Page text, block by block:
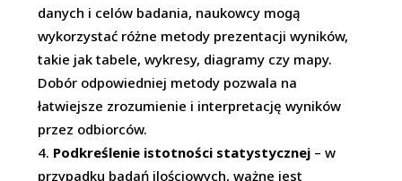
danych i celów badania, naukowcy mogą
wykorzystać różne metody prezentacji wyników,
takie jak tabele, wykresy, diagramy czy mapy.
Dobór odpowiedniej metody pozwala na
łatwiejsze zrozumienie i interpretację wyników
przez odbiorców.
Podkreślenie istotności statystycznej – w
przypadku badań ilościowych, ważne jest